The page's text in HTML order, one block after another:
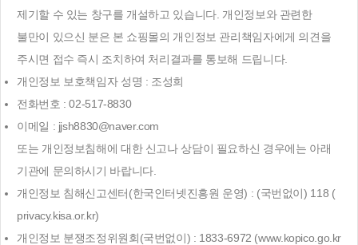
제기할 수 있는 창구를 개설하고 있습니다. 개인정보와 관련한
불만이 있으신 분은 본 쇼핑몰의 개인정보 관리책임자에게 의견을
주시면 접수 즉시 조치하여 처리결과를 통보해 드립니다.
개인정보 보호책임자 성명 : 조성희
전화번호 : 02-517-8830
이메일 : jjsh8830@naver.com
또는 개인정보침해에 대한 신고나 상담이 필요하신 경우에는 아래
기관에 문의하시기 바랍니다.
개인정보 침해신고센터(한국인터넷진흥원 운영) : (국번없이) 118 (
privacy.kisa.or.kr)
개인정보 분쟁조정위원회(국번없이) : 1833-6972 (www.kopico.go.kr